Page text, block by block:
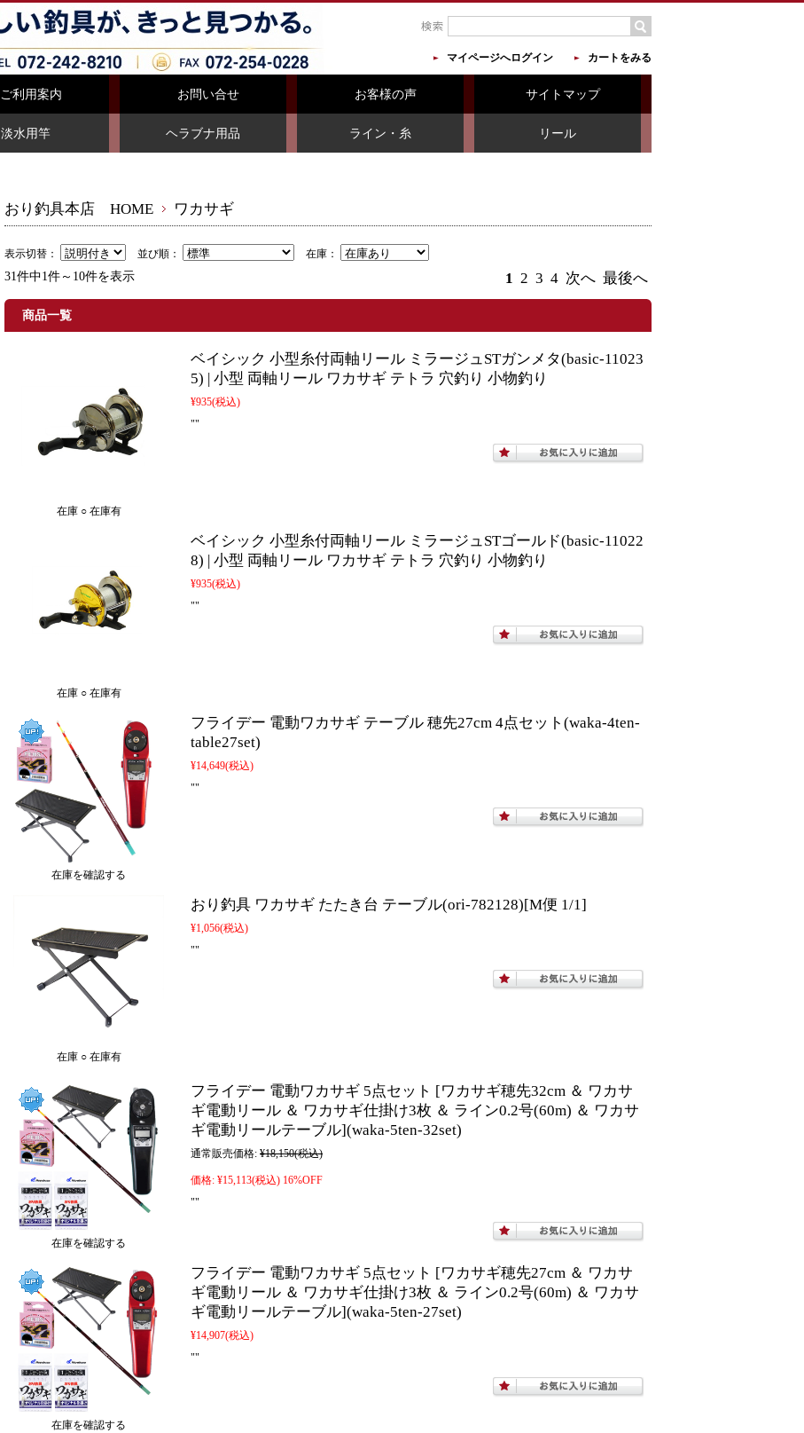
マイページへログイン カートをみる
ご利用案内 お問い合せ お客様の声 サイトマップ
淡水用竿 ヘラブナ用品 ライン・糸 リール
おり釣具本店 HOME ワカサギ
表示切替： 並び順： 在庫：
31件中1件～10件を表示 1 2 3 4 次へ 最後へ
商品一覧
在庫 ○ 在庫有
ベイシック 小型糸付両軸リール ミラージュSTガンメタ(basic-11023
5) | 小型 両軸リール ワカサギ テトラ 穴釣り 小物釣り
¥935(税込)
""
在庫 ○ 在庫有
ベイシック 小型糸付両軸リール ミラージュSTゴールド(basic-11022
8) | 小型 両軸リール ワカサギ テトラ 穴釣り 小物釣り
¥935(税込)
""
在庫を確認する
フライデー 電動ワカサギ テーブル 穂先27cm 4点セット(waka-4ten-
table27set)
¥14,649(税込)
""
在庫 ○ 在庫有
おり釣具 ワカサギ たたき台 テーブル(ori-782128)[M便 1/1]
¥1,056(税込)
""
在庫を確認する
フライデー 電動ワカサギ 5点セット [ワカサギ穂先32cm ＆ ワカサ
ギ電動リール ＆ ワカサギ仕掛け3枚 ＆ ライン0.2号(60m) ＆ ワカサ
ギ電動リールテーブル](waka-5ten-32set)
通常販売価格: ¥18,150(税込)
価格: ¥15,113(税込) 16%OFF
""
在庫を確認する
フライデー 電動ワカサギ 5点セット [ワカサギ穂先27cm ＆ ワカサ
ギ電動リール ＆ ワカサギ仕掛け3枚 ＆ ライン0.2号(60m) ＆ ワカサ
ギ電動リールテーブル](waka-5ten-27set)
¥14,907(税込)
""